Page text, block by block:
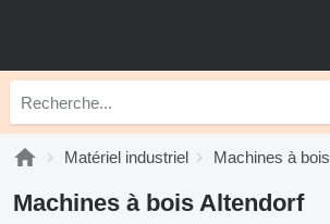
Matériel industriel Machines à bois
Machines à bois Altendorf